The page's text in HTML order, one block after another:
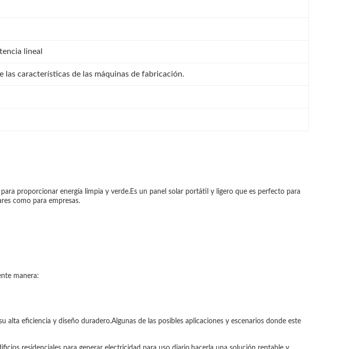
lineal
las características de las máquinas de fabricación.
proporcionar energía limpia y verde.Es un panel solar portátil y ligero que es perfecto para
como para empresas.
manera:
alta eficiencia y diseño duradero.Algunas de las posibles aplicaciones y escenarios donde este